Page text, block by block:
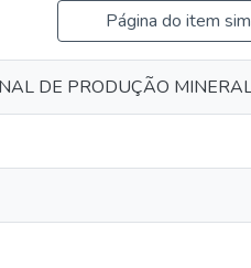
Página do item
DE PRODUÇÃO